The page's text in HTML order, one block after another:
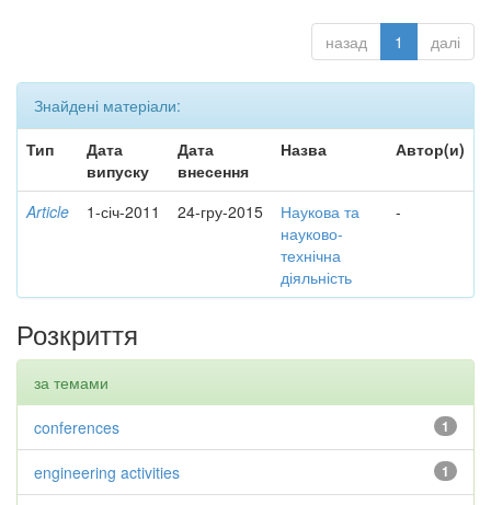
назад 1 далі
Знайдені матеріали:
Тип
Дата
випуску
Дата
внесення
Назва Автор(и)
Article 1-січ-2011 24-гру-2015
Наукова та
науково-
технічна
діяльність
-
Розкриття
за темами
1
conferences
1
engineering activities